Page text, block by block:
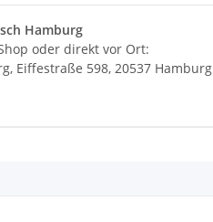
Hamburg
oder direkt vor Ort:
Eiffestraße 598, 20537 Hamburg